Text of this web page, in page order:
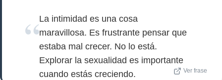
La intimidad es una cosa
maravillosa. Es frustrante pensar que
estaba mal crecer. No lo está.
Explorar la sexualidad es importante
cuando estás creciendo.
Ver frase